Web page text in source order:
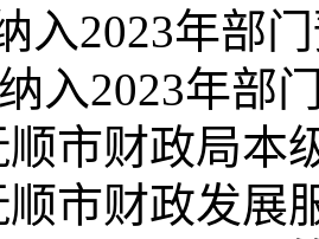
入2023年部
入2023年部
顺市财政局本
顺市财政发展